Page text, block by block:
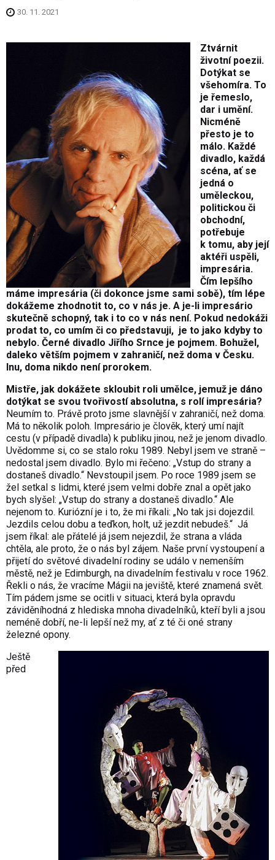
30. 11. 2021
Ztvárnit
životní poezii.
Dotýkat se
všehomíra. To
je řemeslo,
dar i umění.
Nicméně
přesto je to
málo. Každé
divadlo, každá
scéna, ať se
jedná o
uměleckou,
politickou či
obchodní,
potřebuje
k tomu, aby její
aktéři uspěli,
impresária.
Čím lepšího
máme impresária (či dokonce jsme sami sobě), tím lépe
dokážeme zhodnotit to, co v nás je. A je-li impresário
skutečně schopný, tak i to co v nás není. Pokud nedokáži
prodat to, co umím či co představuji, je to jako kdyby to
nebylo. Černé divadlo Jiřího Srnce je pojmem. Bohužel,
daleko větším pojmem v zahraničí, než doma v Česku.
Inu, doma nikdo není prorokem.
Mistře, jak dokážete skloubit roli umělce, jemuž je dáno
dotýkat se svou tvořivostí absolutna, s rolí impresária?
Neumím to. Právě proto jsme slavnější v zahraničí, než doma.
Má to několik poloh. Impresário je člověk, který umí najít
cestu (v případě divadla) k publiku jinou, než je jenom divadlo.
Uvědomme si, co se stalo roku 1989. Nebyl jsem ve straně –
nedostal jsem divadlo. Bylo mi řečeno: „Vstup do strany a
dostaneš divadlo.“ Nevstoupil jsem. Po roce 1989 jsem se
žel setkal s lidmi, které jsem velmi dobře znal a opět jako
bych slyšel: „Vstup do strany a dostaneš divadlo.“ Ale
nejenom to. Kuriózní je i to, že mi říkali: „No tak jsi dojezdil.
Jezdils celou dobu a teďkon, holt, už jezdit nebudeš.“ Já
jsem říkal: ale přátelé já jsem nejezdil, že strana a vláda
chtěla, ale proto, že o nás byl zájem. Naše první vystoupení a
přijetí do světové divadelní rodiny se událo v nemenším
městě, než je Edimburgh, na divadelním festivalu v roce 1962.
Řekli o nás, že vracíme Mágii na jeviště, které znamená svět.
Tím pádem jsme se ocitli v situaci, která byla opravdu
záviděníhodná z hlediska mnoha divadelníků, kteří byli a jsou
neméně dobří, ne-li lepší než my, ať z té či oné strany
železné opony.
Ještě
před